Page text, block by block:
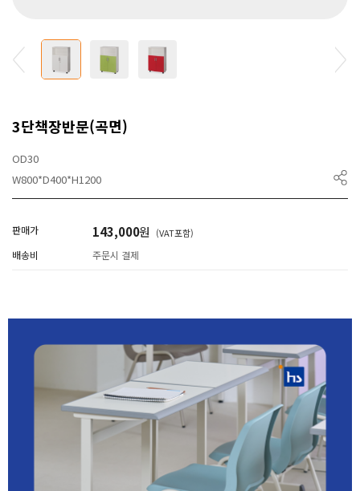
3단책장반문(곡면)
OD30
W800*D400*H1200
판매가 143,000원 (VAT포함)
배송비 주문시 결제